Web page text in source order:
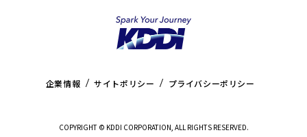
企業情報 サイトポリシー プライバシーポリシー
COPYRIGHT © KDDI CORPORATION, ALL RIGHTS RESERVED.